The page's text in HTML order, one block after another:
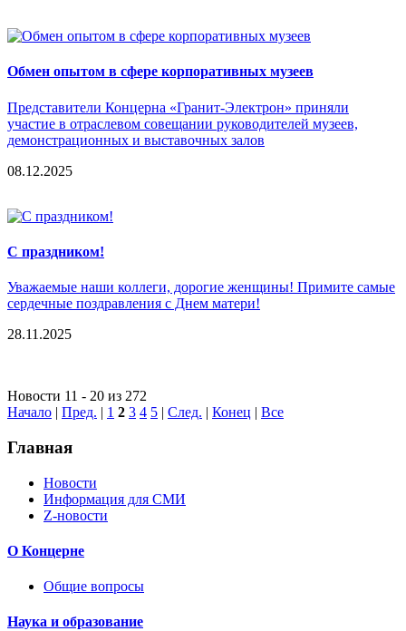
Обмен опытом в сфере корпоративных музеев
Представители Концерна «Гранит-Электрон» приняли
участие в отраслевом совещании руководителей музеев,
демонстрационных и выставочных залов
08.12.2025
С праздником!
Уважаемые наши коллеги, дорогие женщины! Примите самые
сердечные поздравления с Днем матери!
28.11.2025
Новости 11 - 20 из 272
Начало | Пред. | 1 2 3 4 5 | След. | Конец | Все
Главная
Новости
Информация для СМИ
Z-новости
О Концерне
Общие вопросы
Наука и образование